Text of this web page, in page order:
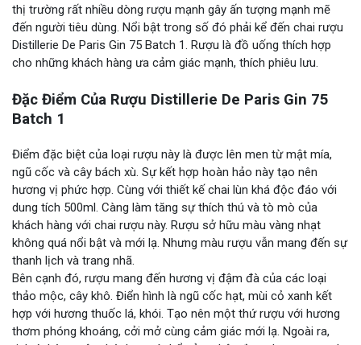
thị trường rất nhiều dòng rượu mạnh gây ấn tượng mạnh mẽ
đến người tiêu dùng. Nổi bật trong số đó phải kể đến chai rượu
Distillerie De Paris Gin 75 Batch 1. Rượu là đồ uống thích hợp
cho những khách hàng ưa cảm giác mạnh, thích phiêu lưu.
Đặc Điểm Của Rượu Distillerie De Paris Gin 75
Batch 1
Điểm đặc biệt của loại rượu này là được lên men từ mật mía,
ngũ cốc và cây bách xù. Sự kết hợp hoàn hảo này tạo nên
hương vị phức hợp. Cùng với thiết kế chai lùn khá độc đáo với
dung tích 500ml. Càng làm tăng sự thích thú và tò mò của
khách hàng với chai rượu này. Rượu sở hữu màu vàng nhạt
không quá nổi bật và mới lạ. Nhưng màu rượu vẫn mang đến sự
thanh lịch và trang nhã.
Bên cạnh đó, rượu mang đến hương vị đậm đà của các loại
thảo mộc, cây khô. Điển hình là ngũ cốc hạt, mùi cỏ xanh kết
hợp với hương thuốc lá, khói. Tạo nên một thứ rượu với hương
thơm phóng khoáng, cởi mở cùng cảm giác mới lạ. Ngoài ra,